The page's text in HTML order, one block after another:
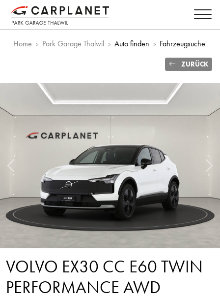
Home Park Garage Thalwil Auto finden Fahrzeugsuche
ZURÜCK
Vorheriges Bild
VOLVO EX30 CC E60 TWIN
PERFORMANCE AWD